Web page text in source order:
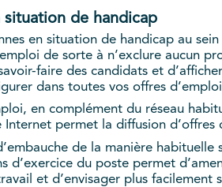
situation de handicap
en situation de handicap au
de sorte à n’exclure aucun
faire des candidats et
dans toutes vos offres
en complément du réseau
permet la diffusion d’offres
de la manière
d’exercice du poste permet
et d’envisager plus facilement